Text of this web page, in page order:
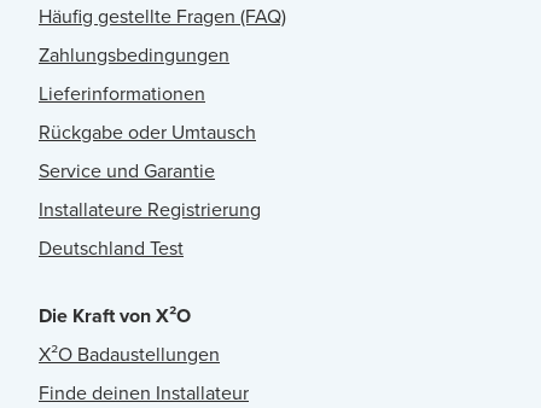
Häufig gestellte Fragen (FAQ)
Zahlungsbedingungen
Lieferinformationen
Rückgabe oder Umtausch
Service und Garantie
Installateure Registrierung
Deutschland Test
Die Kraft von X²O
X²O Badaustellungen
Finde deinen Installateur